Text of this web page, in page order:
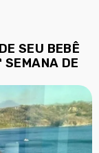
SEU BEBÊ
SEMANA DE